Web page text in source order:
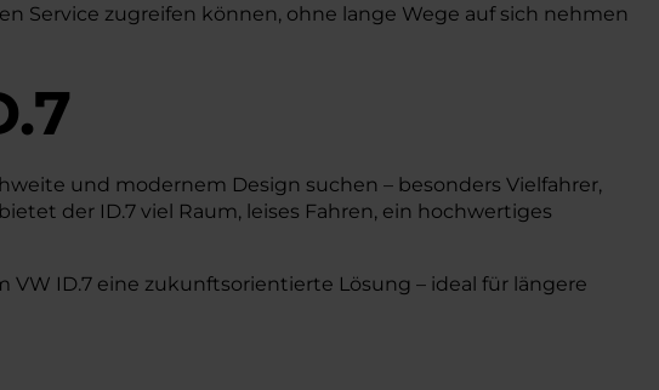
Service zugreifen können, ohne lange Wege auf sich nehmen
und modernem Design suchen – besonders Vielfahrer,
der ID.7 viel Raum, leises Fahren, ein hochwertiges
ID.7 eine zukunftsorientierte Lösung – ideal für längere